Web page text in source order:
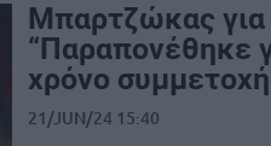
Μπαρτζώκας για
“Παραπονέθηκε
χρόνο
21/JUN/24 15:40